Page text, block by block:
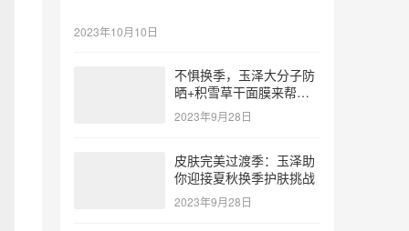
2023年10月10日
不惧换季，玉泽大分子防
晒+积雪草干面膜来帮
忙！
2023年9月28日
皮肤完美过渡季：玉泽助
你迎接夏秋换季护肤挑战
2023年9月28日